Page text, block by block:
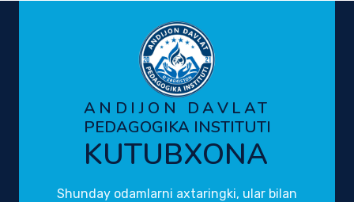
ANDIJON DAVLAT
PEDAGOGIKA INSTITUTI
KUTUBXONA
Shunday odamlarni axtaringki, ular bilan